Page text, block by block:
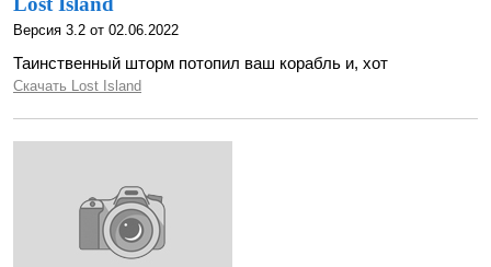
Версия 3.2 от 02.06.2022
Таинственный шторм потопил ваш корабль и, хот
Скачать Lost Island